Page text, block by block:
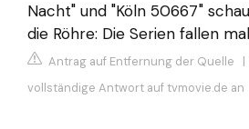
Nacht" und "Köln 50667"
die Röhre: Die Serien fallen
Antrag auf Entfernung der Quelle |
vollständige Antwort auf tvmovie.de an